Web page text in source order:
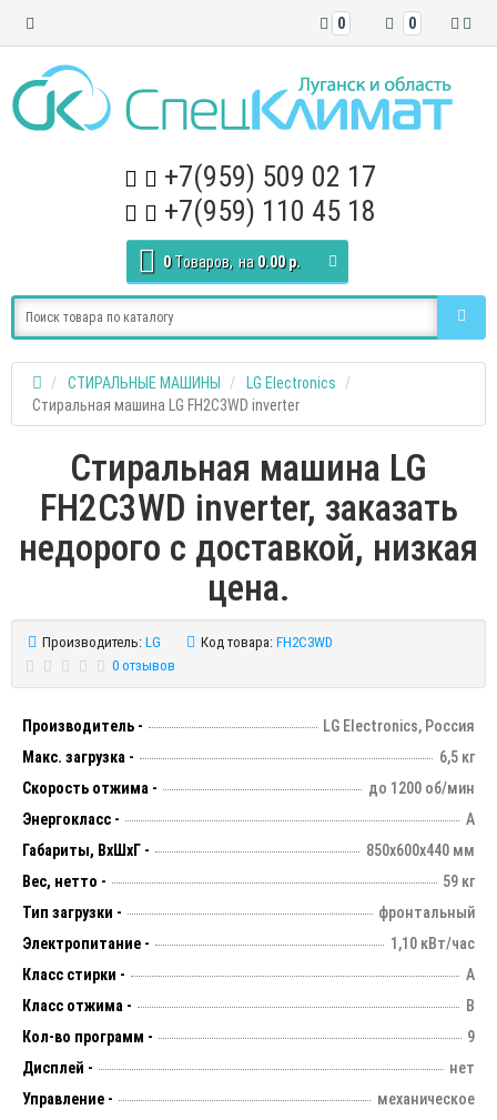
0
0
+7(959) 509 02 17
+7(959) 110 45 18
0 Tоваров, на 0.00 р.
СТИРАЛЬНЫЕ МАШИНЫ
LG Electronics
Стиральная машина LG FH2C3WD inverter
Стиральная машина LG
FH2C3WD inverter, заказать
недорого с доставкой, низкая
цена.
Производитель: LG Код товара: FH2C3WD
0 отзывов
Производитель -
LG Electronics, Россия
Макс. загрузка -
6,5 кг
Скорость отжима -
до 1200 об/мин
Энергокласс -
А
Габариты, ВхШхГ -
850х600х440 мм
Вес, нетто -
59 кг
Тип загрузки -
фронтальный
Электропитание -
1,10 кВт/час
Класс стирки -
А
Класс отжима -
В
Кол-во программ -
9
Дисплей -
нет
Управление -
механическое